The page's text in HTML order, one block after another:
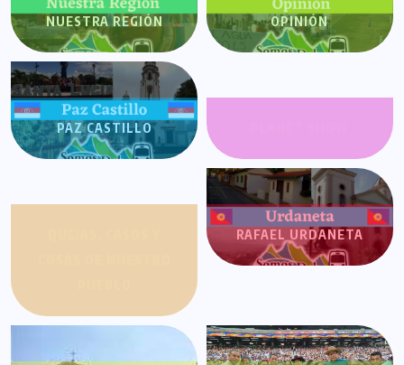
NUESTRA REGIÓN OPINIÓN
PAZ CASTILLO
RAFAEL URDANETA